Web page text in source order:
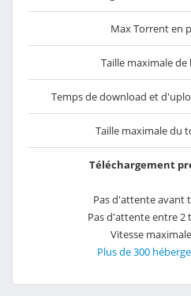
Max Torrent en
Taille maximale de
Temps de download et
Taille maximale du
Téléchargement
Pas d'attente avant
Pas d'attente entre 2
Vitesse
Plus de 300